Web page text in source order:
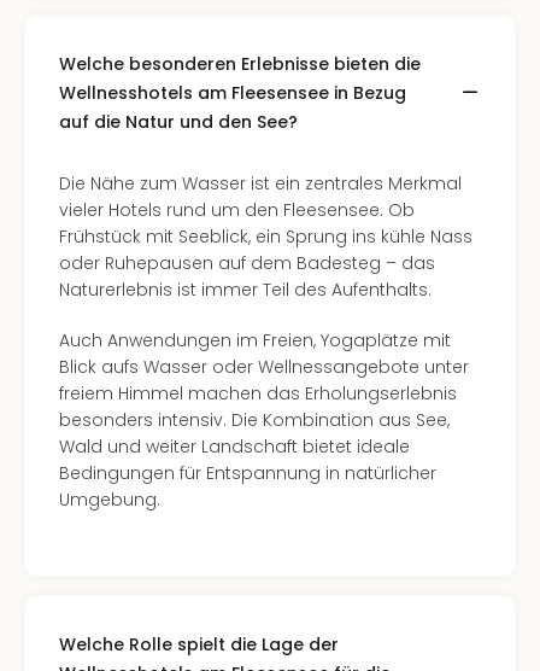
Welche besonderen Erlebnisse bieten die
Wellnesshotels am Fleesensee in Bezug
auf die Natur und den See?
Die Nähe zum Wasser ist ein zentrales Merkmal
vieler Hotels rund um den Fleesensee. Ob
Frühstück mit Seeblick, ein Sprung ins kühle Nass
oder Ruhepausen auf dem Badesteg – das
Naturerlebnis ist immer Teil des Aufenthalts.
Auch Anwendungen im Freien, Yogaplätze mit
Blick aufs Wasser oder Wellnessangebote unter
freiem Himmel machen das Erholungserlebnis
besonders intensiv. Die Kombination aus See,
Wald und weiter Landschaft bietet ideale
Bedingungen für Entspannung in natürlicher
Umgebung.
Welche Rolle spielt die Lage der